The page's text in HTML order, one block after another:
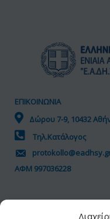
ΕΠΙΚΟΙΝΩΝΙΑ
Δώρου 7-9, 10432
Τηλ.Κατάλογος
ΑΦΜ 997036228